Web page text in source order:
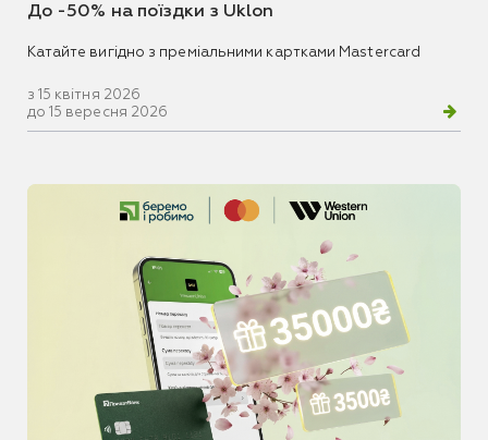
До -50% на поїздки з Uklon
Катайте вигідно з преміальними картками Mastercard
з 15 квітня 2026
до 15 вересня 2026